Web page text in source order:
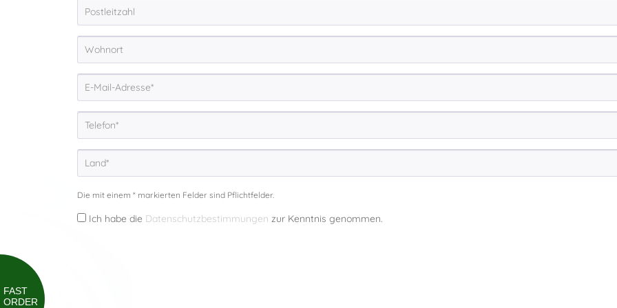
FAST
ORDER
Die mit einem * markierten Felder sind Pflichtfelder.
Ich habe die Datenschutzbestimmungen zur Kenntnis genommen.